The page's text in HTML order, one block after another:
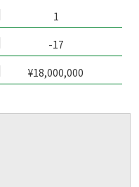
1
-17
¥18,000,000